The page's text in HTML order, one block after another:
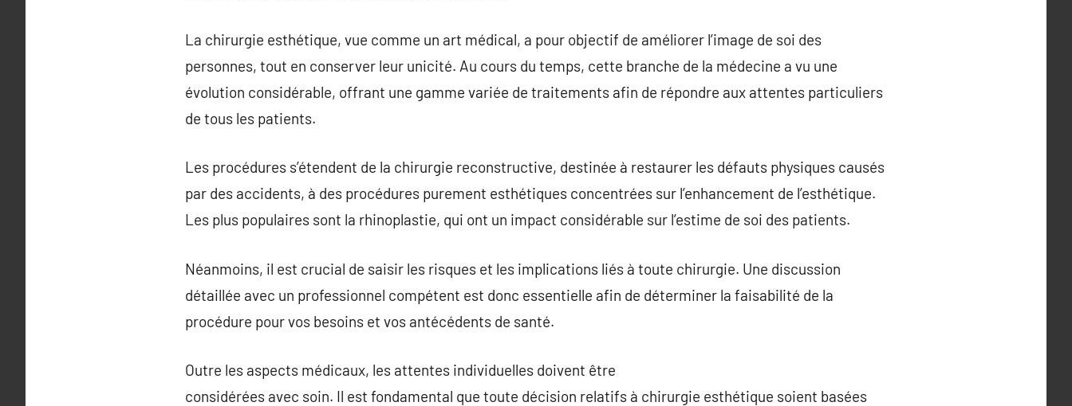
La chirurgie esthétique, vue comme un art médical, a pour objectif de améliorer l’image de soi des
personnes, tout en conserver leur unicité. Au cours du temps, cette branche de la médecine a vu une
évolution considérable, offrant une gamme variée de traitements afin de répondre aux attentes particuliers
de tous les patients.
Les procédures s’étendent de la chirurgie reconstructive, destinée à restaurer les défauts physiques causés
par des accidents, à des procédures purement esthétiques concentrées sur l’enhancement de l’esthétique.
Les plus populaires sont la rhinoplastie, qui ont un impact considérable sur l’estime de soi des patients.
Néanmoins, il est crucial de saisir les risques et les implications liés à toute chirurgie. Une discussion
détaillée avec un professionnel compétent est donc essentielle afin de déterminer la faisabilité de la
procédure pour vos besoins et vos antécédents de santé.
Outre les aspects médicaux, les attentes individuelles doivent être
considérées avec soin. Il est fondamental que toute décision relatifs à chirurgie esthétique soient basées